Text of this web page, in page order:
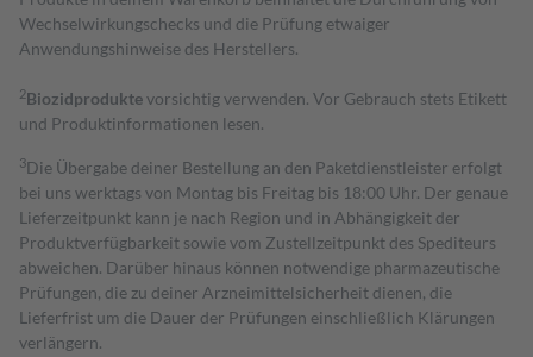
Wechselwirkungschecks und die Prüfung etwaiger
Anwendungshinweise des Herstellers.
2Biozidproduktevorsichtig verwenden. Vor Gebrauch stets Etikett
und Produktinformationen lesen.
3Die Übergabe deiner Bestellung an den Paketdienstleister erfolgt
bei uns werktags von Montag bis Freitag bis 18:00 Uhr. Der genaue
Lieferzeitpunkt kann je nach Region und in Abhängigkeit der
Produktverfügbarkeit sowie vom Zustellzeitpunkt des Spediteurs
abweichen. Darüber hinaus können notwendige pharmazeutische
Prüfungen, die zu deiner Arzneimittelsicherheit dienen, die
Lieferfrist um die Dauer der Prüfungen einschließlich Klärungen
verlängern.